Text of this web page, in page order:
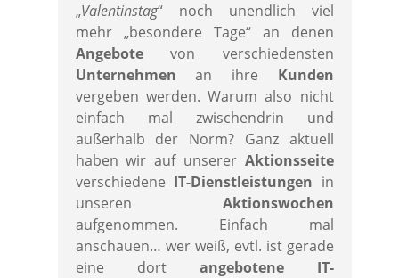
„Valentinstag“ noch unendlich viel
mehr „besondere Tage“ an denen
Angebotevon verschiedensten
Unternehmen an ihre Kunden
vergeben werden. Warum also nicht
einfach mal zwischendrin und
außerhalb der Norm? Ganz aktuell
haben wir auf unserer Aktionsseite
verschiedene IT-Dienstleistungen in
unseren Aktionswochen
aufgenommen. Einfach mal
anschauen… wer weiß, evtl. ist gerade
eine dort angebotene IT-